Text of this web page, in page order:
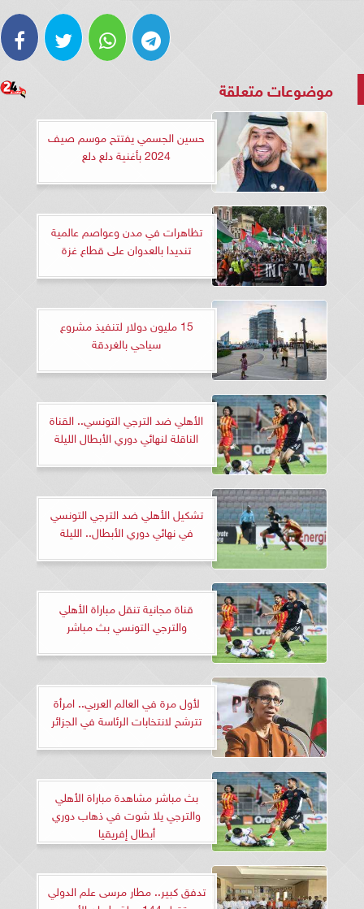
موضوعات متعلقة
حسين الجسمي يفتتح موسم صيف
2024 بأغنية دلع دلع
تظاهرات في مدن وعواصم عالمية
تنديدا بالعدوان على قطاع غزة
15 مليون دولار لتنفيذ مشروع
سياحي بالغردقة
الأهلي ضد الترجي التونسي.. القناة
الناقلة لنهائي دوري الأبطال الليلة
تشكيل الأهلي ضد الترجي التونسي
في نهائي دوري الأبطال.. الليلة
قناة مجانية تنقل مباراة الأهلي
والترجي التونسي بث مباشر
لأول مرة في العالم العربي.. امرأة
تترشح لانتخابات الرئاسة في الجزائر
بث مباشر مشاهدة مباراة الأهلي
والترجي يلا شوت في ذهاب دوري
أبطال إفريقيا
تدفق كبير.. مطار مرسى علم الدولي